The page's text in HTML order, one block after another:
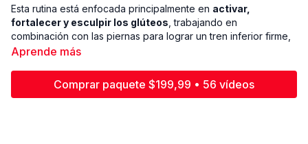
Esta rutina está enfocada principalmente en activar,
fortalecer y esculpir los glúteos , trabajando en
combinación con las piernas para lograr un tren inferior firme,
definido y con forma. El método de
activación muscular y estimulando el crecimiento.
Aprende más
Comprar paquete $199,99 • 56 vídeos